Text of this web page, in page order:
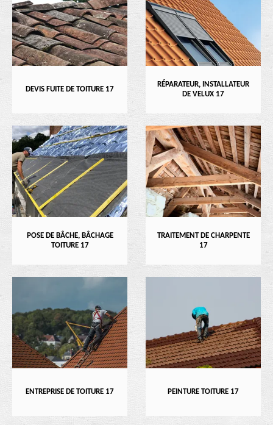
DEVIS FUITE DE TOITURE 17
RÉPARATEUR, INSTALLATEUR
DE VELUX 17
POSE DE BÂCHE, BÂCHAGE
TOITURE 17
TRAITEMENT DE CHARPENTE
17
ENTREPRISE DE TOITURE 17 PEINTURE TOITURE 17